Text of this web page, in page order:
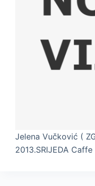
Jelena Vučković (
2013.SRIJEDA